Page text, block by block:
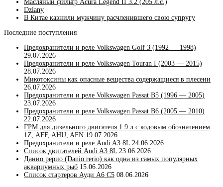
Масляный фильтр Acura Legend II 3.2 (205 л.с.)
Dziany
В Китае казнили мужчину расчленившего свою супругу
Последние поступления
Предохранители и реле Volkswagen Golf 3 (1992 — 1998)
29.07.2026
Предохранители и реле Volkswagen Touran I (2003 — 2015)
28.07.2026
Микотоксины как опасные вещества содержащиеся в плесени
26.07.2026
Предохранители и реле Volkswagen Passat B5 (1996 — 2005)
23.07.2026
Предохранители и реле Volkswagen Passat B6 (2005 — 2010)
22.07.2026
ГРМ для дизельного двигателя 1.9 л с кодовым обозначением
1Z, AFF, AHU, AFN 19.07.2026
Предохранители и реле Audi A3 8L 24.06.2026
Список двигателей Audi A3 8L 23.06.2026
Данио рерио (Danio rerio) как одна из самых популярных
аквариумных рыб 15.06.2026
Список стартеров Ауди А6 С5 08.06.2026